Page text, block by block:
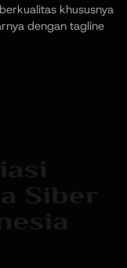
khususnya
dengan tagline